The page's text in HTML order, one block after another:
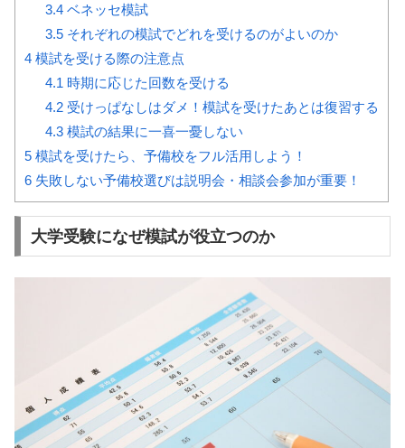
3.4ベネッセ模試
3.5それぞれの模試でどれを受けるのがよいのか
4 模試を受ける際の注意点
4.1 時期に応じた回数を受ける
4.2受けっぱなしはダメ！模試を受けたあとは復習する
4.3模試の結果に一喜一憂しない
5 模試を受けたら、予備校をフル活用しよう！
6 失敗しない予備校選びは説明会・相談会参加が重要！
大学受験になぜ模試が役立つのか